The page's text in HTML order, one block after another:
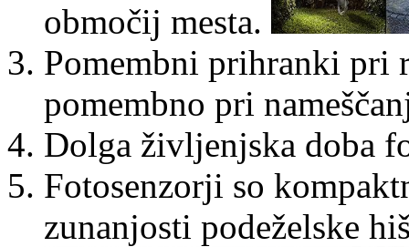
območij mesta.
Pomembni prihranki pri
pomembno pri
Dolga življenjska doba
Fotosenzorji so
zunanjosti podeželske